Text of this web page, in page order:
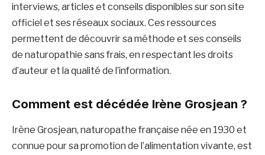
interviews, articles et conseils disponibles sur son site
officiel et ses réseaux sociaux. Ces ressources
permettent de découvrir sa méthode et ses conseils
de naturopathie sans frais, en respectant les droits
d’auteur et la qualité de l’information.
Comment est décédée Irène Grosjean ?
Irène Grosjean, naturopathe française née en 1930 et
connue pour sa promotion de l’alimentation vivante, est